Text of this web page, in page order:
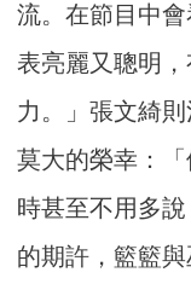
流。在節目中
表亮麗又聰明
力。」張文綺
莫大的榮幸：
時甚至不用多
的期許，籃籃